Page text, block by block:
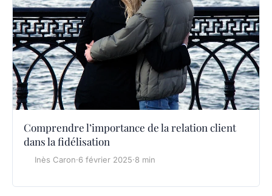
Comprendre l’importance de la relation client
dans la fidélisation
Inès Caron·6 février 2025·8 min